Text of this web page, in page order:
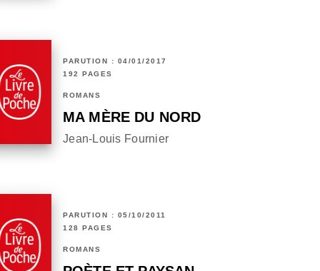
PARUTION : 04/01/2017
192 PAGES
ROMANS
MA MÈRE DU NORD
Jean-Louis Fournier
PARUTION : 05/10/2011
128 PAGES
ROMANS